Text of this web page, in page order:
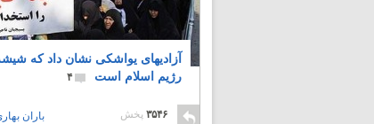
آزادیهای یواشکی نشان داد که
رژیم اسلام است
۴
۳۵۴۶ پخش باران